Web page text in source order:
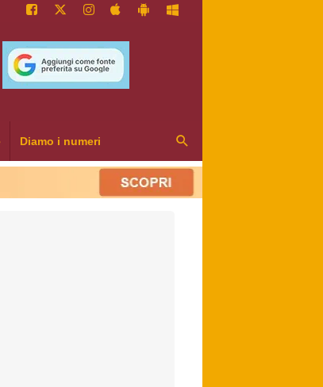
Diamo i numeri